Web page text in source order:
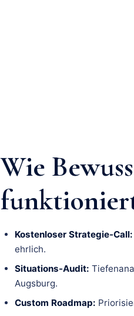
Wie
Kostenloser Strategie-Call:
ehrlich.
Situations-Audit:
Augsburg.
Custom Roadmap: